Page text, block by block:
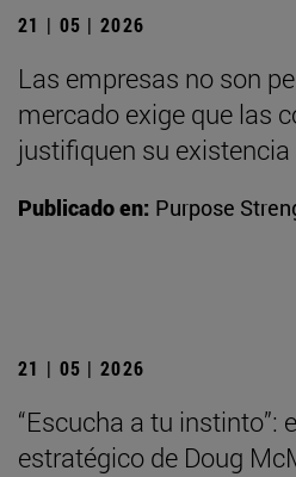
21 | 05 | 2026
Las empresas no son
mercado exige que las
justifiquen su
Publicado en: Purpose
21 | 05 | 2026
“Escucha a tu instinto”:
estratégico de Doug